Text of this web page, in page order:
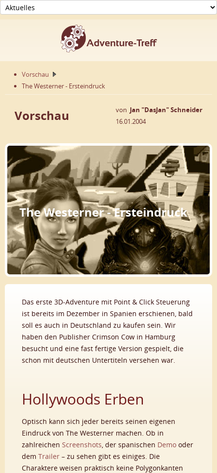
Vorschau
The Westerner - Ersteindruck
Vorschau von Jan "DasJan" Schneider
16.01.2004
The Westerner - Ersteindruck
Das erste 3D-Adventure mit Point & Click Steuerung
ist bereits im Dezember in Spanien erschienen, bald
soll es auch in Deutschland zu kaufen sein. Wir
haben den Publisher Crimson Cow in Hamburg
besucht und eine fast fertige Version gespielt, die
schon mit deutschen Untertiteln versehen war.
Hollywoods Erben
Optisch kann sich jeder bereits seinen eigenen
Eindruck von The Westerner machen. Ob in
zahlreichen Screenshots, der spanischen Demo oder
dem Trailer – zu sehen gibt es einiges. Die
Charaktere weisen praktisch keine Polygonkanten